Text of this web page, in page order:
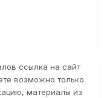
ссылка на сайт
возможно только
материалы из